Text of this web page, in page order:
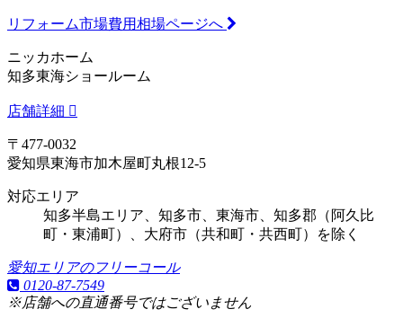
リフォーム市場費用相場ページへ
ニッカホーム
知多東海ショールーム
店舗詳細
〒477-0032
愛知県東海市加木屋町丸根12-5
対応エリア
知多半島エリア、知多市、東海市、知多郡（阿久比
町・東浦町）、大府市（共和町・共西町）を除く
愛知エリアのフリーコール
0120-87-7549
※店舗への直通番号ではございません